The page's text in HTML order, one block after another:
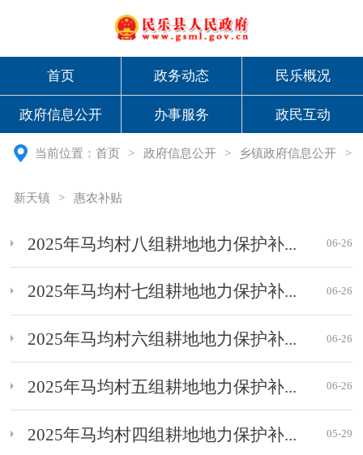
首页 政务动态 民乐概况
政府信息公开 办事服务 政民互动
当前位置：首页 > 政府信息公开 > 乡镇政府信息公开 >
新天镇 > 惠农补贴
2025年马均村八组耕地地力保护补... 06-26
2025年马均村七组耕地地力保护补... 06-26
2025年马均村六组耕地地力保护补... 06-26
2025年马均村五组耕地地力保护补... 06-26
2025年马均村四组耕地地力保护补... 05-29